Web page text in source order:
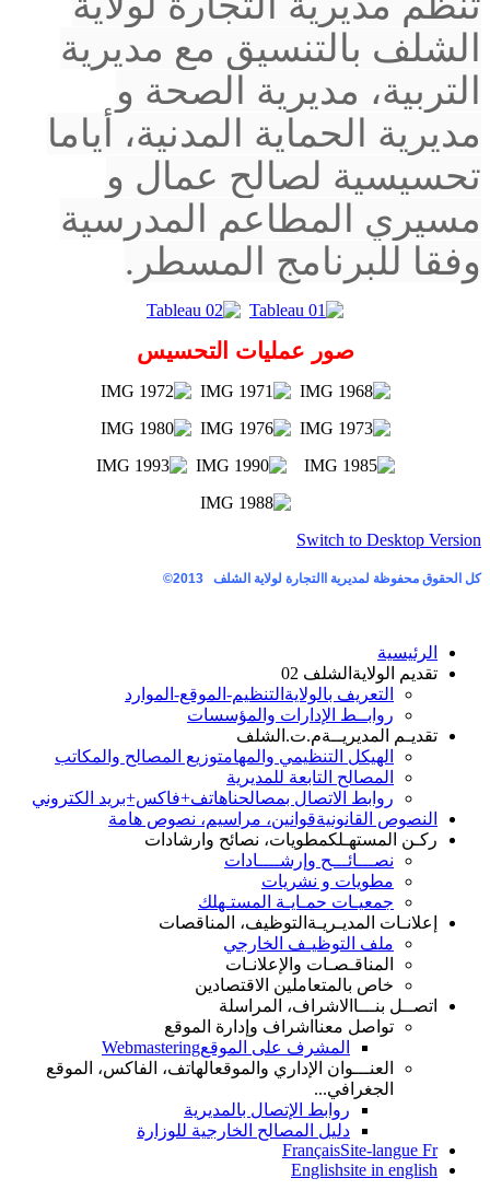
الشلف بالتنسيق مع مديرية
التربية، مديرية الصحة و
مديرية الحماية المدنية، أياما
تحسيسية لصالح عمال و
مسيري المطاعم المدرسية
وفقا للبرنامج المسطر.
صور عمليات التحسيس
Switch to Desktop Version
كل الحقوق محفوظة لمديرية االتجارة لولاية الشلف 2013©
الرئيسية
تقديم الولاية الشلف 02
التعريف بالولاية التنظيم-الموقع-الموارد
روابــط الإدارات والمؤسسات
تقديـم المديريــةم.ت.الشلف
الهيكل التنظيمي والمهامتوزيع المصالح والمكاتب
المصالح التابعة للمديرية
روابط الاتصال بمصالحناهاتف+فاكس+بريد الكتروني
النصوص القانونيةقوانين، مراسيم، نصوص هامة
ركـن المستهـلكمطويات، نصائح وارشادات
نصـــائـــح وإرشــــادات
مطويات و نشريات
جمعيـات حمـايـة المستـهلك
إعلانـات المديـريـة التوظيف، المناقصات
ملف التوظيـف الخارجي
المناقـصـات والإعلانـات
خاص بالمتعاملين الاقتصادين
اتصــل بنـــا الاشراف، المراسلة
تواصل معنا اشراف وإدارة الموقع
المشرف على الموقعWebmastering
العنـــوان الإداري والموقعالهاتف، الفاكس، الموقع
الجغرافي...
روابط الإتصال بالمديرية
دليل المصالح الخارجية للوزارة
FrançaisSite-langue Fr
Englishsite in english